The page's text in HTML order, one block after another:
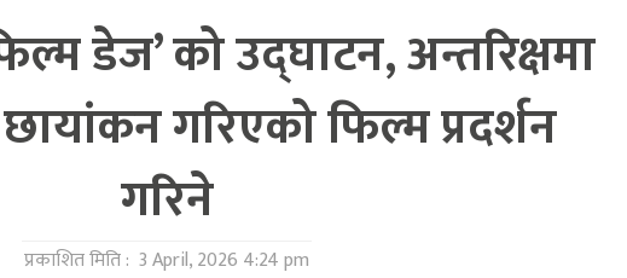
डेज’ को उद्घाटन, अन्तरिक्षमा
गरिएको फिल्म प्रदर्शन
गरिने
प्रकाशित मिति : 3 April, 2026 4:24 pm